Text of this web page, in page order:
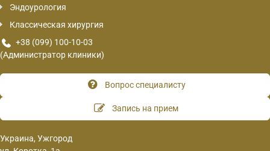
Эндоурология
Классическая хирургия
+38 (099) 100-10-03
(Администратор клиники)
Вопрос специалисту
Запись на прием
Украина, Ужгород